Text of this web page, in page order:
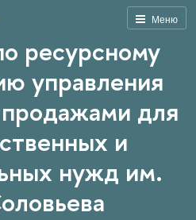
Меню
ресурсному
управления
для
и
нужд им.